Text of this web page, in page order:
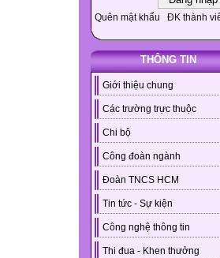
Quên mật khẩu ĐK thành
THÔNG TIN
Giới thiệu chung
Các trường trực thuộc
Chi bộ
Công đoàn ngành
Đoàn TNCS HCM
Tin tức - Sự kiện
Công nghệ thông tin
Thi đua - Khen thưởng